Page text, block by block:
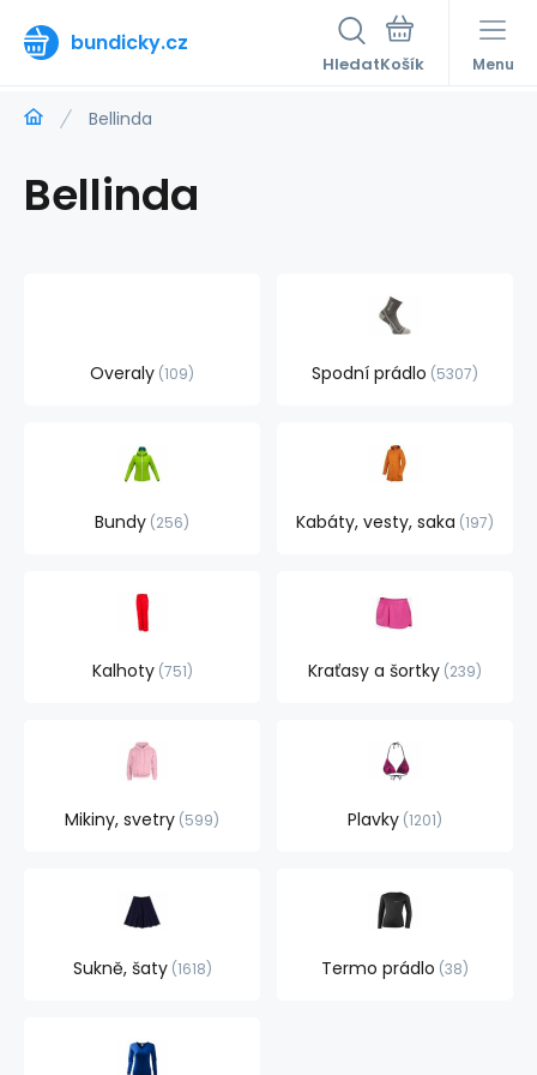
bundicky.cz
Hledat Menu
Bellinda
Bellinda
Overaly 109 Spodní prádlo 5307
Bundy 256 Kabáty, vesty, saka 197
Kalhoty 751 Kraťasy a šortky 239
Mikiny, svetry 599 Plavky 1201
Sukně, šaty 1618 Termo prádlo 38